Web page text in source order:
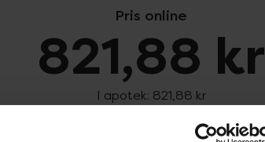
Pris online
821,88 kr
I apotek: 821,88 kr